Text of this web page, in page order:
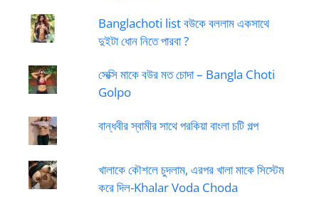
Banglachoti list বউকে বললাম একসাথে
দুইটা ধোন নিতে পারবা ?
সেক্সি মাকে বউর মত চোদা – Bangla Choti
Golpo
বান্ধবীর স্বামীর সাথে পরকিয়া বাংলা চটি গল্প
খালাকে কৌশলে চুদলাম, এরপর খালা মাকে সিস্টেম
করে দিল-Khalar Voda Choda